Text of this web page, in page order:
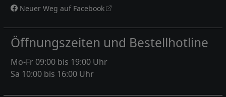
Neuer Weg auf Facebook
Öffnungszeiten und Bestellhotline
Mo-Fr 09:00 bis 19:00 Uhr
Sa 10:00 bis 16:00 Uhr